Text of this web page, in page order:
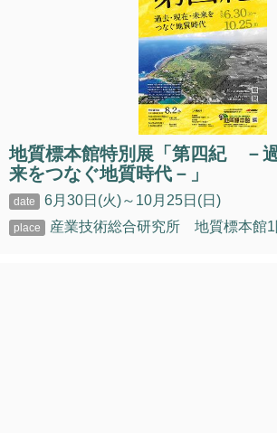
地質標本館特別展「第四紀 －
来をつなぐ地質時代－」
6月30日(火)～10月25日(日)
産業技術総合研究所 地質標本館1